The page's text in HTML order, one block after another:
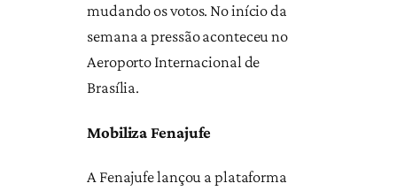
mudando os votos. No início da
semana a pressão aconteceu no
Aeroporto Internacional de
Brasília.
Mobiliza Fenajufe
A Fenajufe lançou a plataforma